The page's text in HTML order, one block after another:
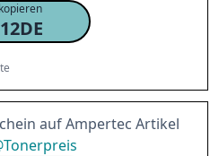
auf Ampertec Artikel
Tonerpreis